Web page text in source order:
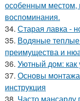
особенным местом,
воспоминания.
34. Старая лавка -
35. Водяные
преимущества и
36. Уютный дом: как
37. Основы
инструкция
38. Часто